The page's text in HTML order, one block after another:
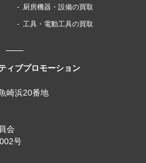
ィブプロモーション
崎浜20番地
会
号
厨房機器・設備の買取
工具・電動工具の買取